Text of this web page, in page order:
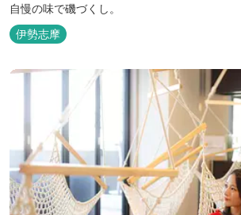
自慢の味で磯づくし。
伊勢志摩